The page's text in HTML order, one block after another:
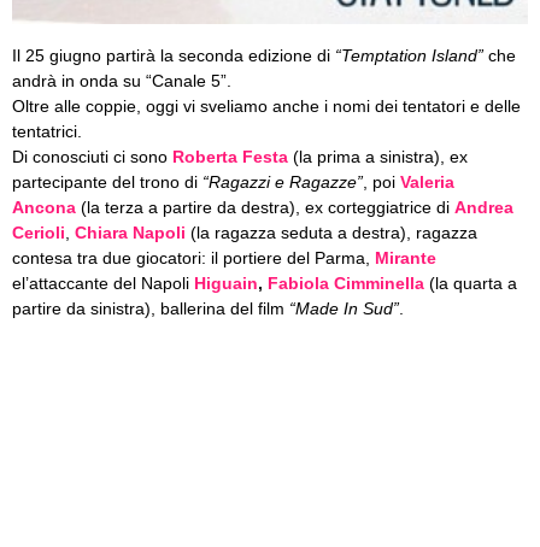
Il 25 giugno partirà la seconda edizione di “Temptation Island” che
andrà in onda su “Canale 5”.
Oltre alle coppie, oggi vi sveliamo anche i nomi dei tentatori e delle
tentatrici.
Di conosciuti ci sono Roberta Festa (la prima a sinistra), ex
partecipante del trono di “Ragazzi e Ragazze” , poi Valeria
Ancona (la terza a partire da destra), ex corteggiatrice di Andrea
Cerioli Chiara Napoli (la ragazza seduta a destra),
ragazza
contesa tra due giocatori: il portiere del Parma, Mirante
el’attaccante del Napoli Higuain, Fabiola Cimminella (la quarta a
partire da sinistra), ballerina del film “Made In Sud”